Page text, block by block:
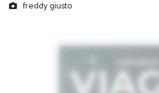
freddy giusto